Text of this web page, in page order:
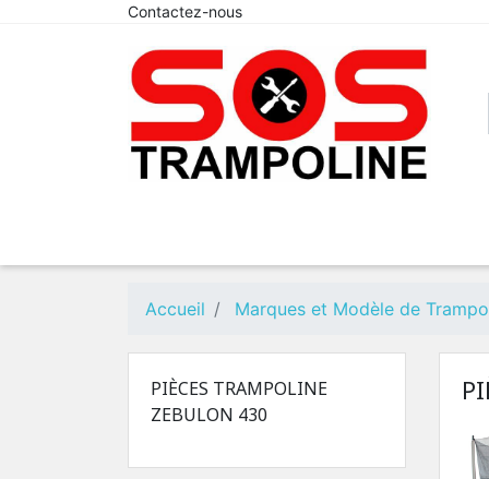
Contactez-nous
Accueil Marques et Modèle de
PIÈCES TRAMPOLINE
ZEBULON 430